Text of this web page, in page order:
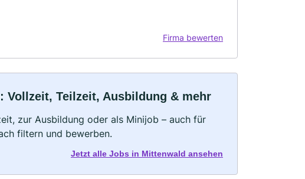
Firma bewerten
Vollzeit, Teilzeit, Ausbildung & mehr
zur Ausbildung oder als Minijob – auch für
filtern und bewerben.
Jetzt alle Jobs in Mittenwald ansehen